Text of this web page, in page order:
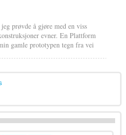
prøvde å gjøre med en viss
evner. En Plattform
gamle prototypen tegn fra vei